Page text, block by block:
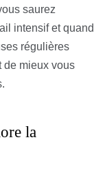
saurez
intensif et quand
régulières
de mieux vous
la